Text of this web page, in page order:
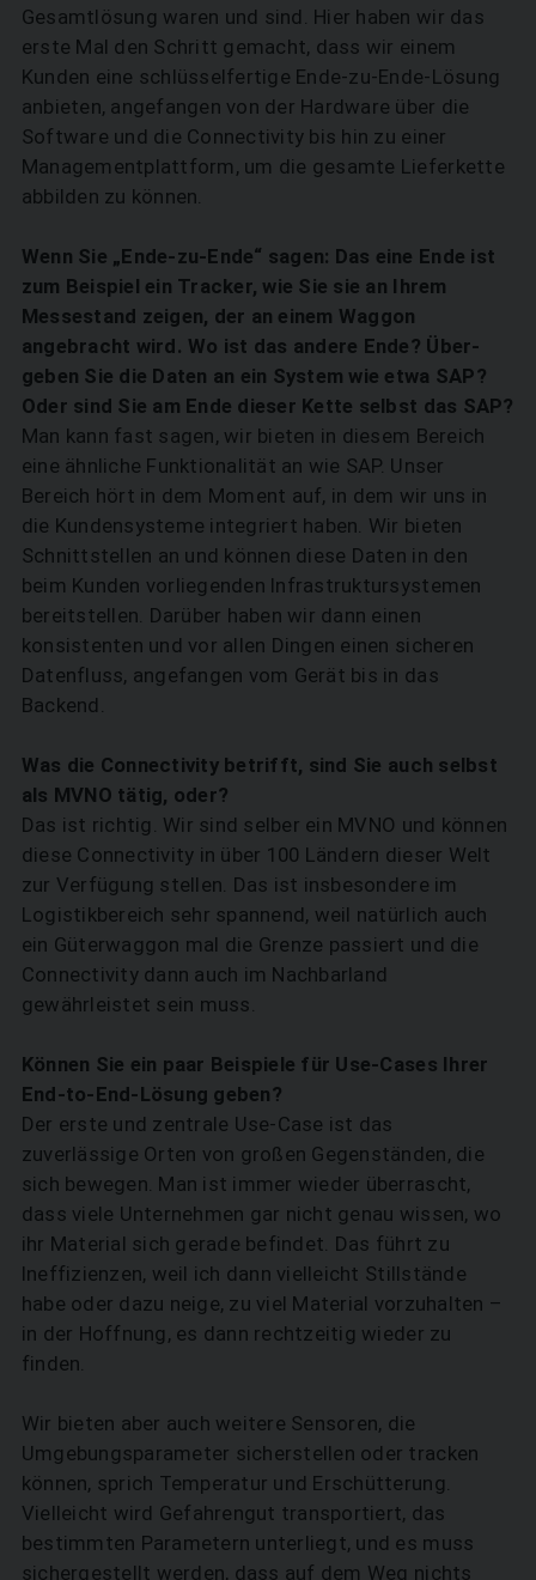
Gesamtlösung waren und sind. Hier haben wir das
erste Mal den Schritt gemacht, dass wir einem
Kunden eine schlüsselfertige Ende-zu-Ende-Lösung
anbieten, angefangen von der Hardware über die
Software und die Connectivity bis hin zu einer
Managementplattform, um die gesamte Lieferkette
abbilden zu können.
Wenn Sie „Ende-zu-Ende“ sagen: Das eine Ende ist
zum Beispiel ein Tracker, wie Sie sie an Ihrem
Messestand zeigen, der an einem Waggon
angebracht wird. Wo ist das andere Ende? Über­
geben Sie die Daten an ein System wie etwa SAP?
Oder sind Sie am Ende dieser Kette selbst das SAP?
Man kann fast sagen, wir bieten in diesem Bereich
eine ähnliche Funktionalität an wie SAP. Unser
Bereich hört in dem Moment auf, in dem wir uns in
die Kundensysteme integriert haben. Wir bieten
Schnittstellen an und ­können diese Daten in den
beim Kunden vorliegenden Infrastruktursystemen
bereitstellen. Darüber­ haben wir dann einen
konsistenten und vor allen Dingen einen sicheren
Datenfluss, angefangen vom Gerät bis in das
Backend.
Was die Connectivity betrifft, sind Sie auch selbst
als MVNO tätig, oder?
Das ist richtig. Wir sind selber ein MVNO und können
diese Connectivity in über 100 Ländern dieser Welt
zur Verfügung stellen. Das ist insbesondere im
Logistikbereich sehr spannend, weil natürlich auch
ein Güterwaggon mal die Grenze passiert und die
Connectivity dann auch im Nachbarland
gewährleistet sein muss.
Können Sie ein paar Beispiele für Use-Cases Ihrer
End-to-End-Lösung geben?
Der erste und zentrale Use-Case ist das
zuverlässige Orten von großen Gegenständen, die
sich bewegen. Man ist immer wieder überrascht,
dass viele Unternehmen gar nicht genau wissen, wo
ihr Material sich gerade befindet. Das führt zu
Ineffizienzen, weil ich dann vielleicht Stillstände
habe oder dazu neige, zu viel Material vorzuhalten –
in der Hoffnung, es dann rechtzeitig wieder zu
finden.
Wir bieten aber auch weitere Sensoren, die
Umgebungsparameter sicherstellen oder tracken
können, sprich Temperatur und Erschütterung.
Vielleicht wird Gefahrengut transportiert, das
bestimmten Parametern unterliegt, und es muss
sichergestellt werden, dass auf dem Weg nichts